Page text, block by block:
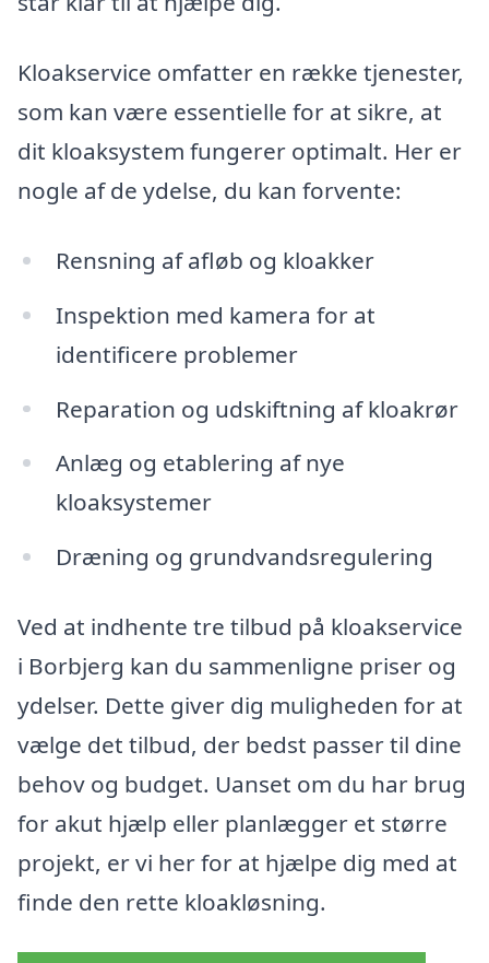
Kloakservice omfatter en række tjenester,
som kan være essentielle for at sikre, at
dit kloaksystem fungerer optimalt. Her er
nogle af de ydelse, du kan forvente:
Rensning af afløb og kloakker
Inspektion med kamera for at
identificere problemer
Reparation og udskiftning af kloakrør
Anlæg og etablering af nye
kloaksystemer
Dræning og grundvandsregulering
Ved at indhente tre tilbud på kloakservice
i Borbjerg kan du sammenligne priser og
ydelser. Dette giver dig muligheden for at
vælge det tilbud, der bedst passer til dine
behov og budget. Uanset om du har brug
for akut hjælp eller planlægger et større
projekt, er vi her for at hjælpe dig med at
finde den rette kloakløsning.